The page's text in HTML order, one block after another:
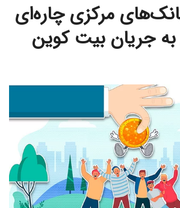
مرکزی چاره‌ای
جریان بیت کوین